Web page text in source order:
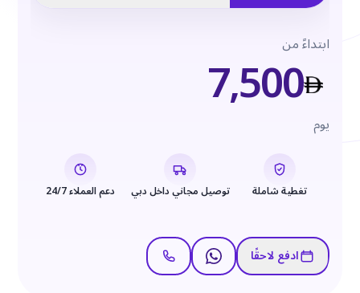
ابتداءً من7,500 يوم
تغطية شاملة توصيل مجاني داخل دبي دعم العملاء 24/7
ادفع لاحقًا